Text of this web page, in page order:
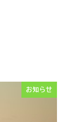
お知らせ